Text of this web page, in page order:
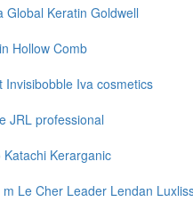
Global Keratin Goldwell
Hollow Comb
Invisibobble Iva cosmetics
JRL professional
Katachi Kerarganic
m Le Cher Leader Lendan